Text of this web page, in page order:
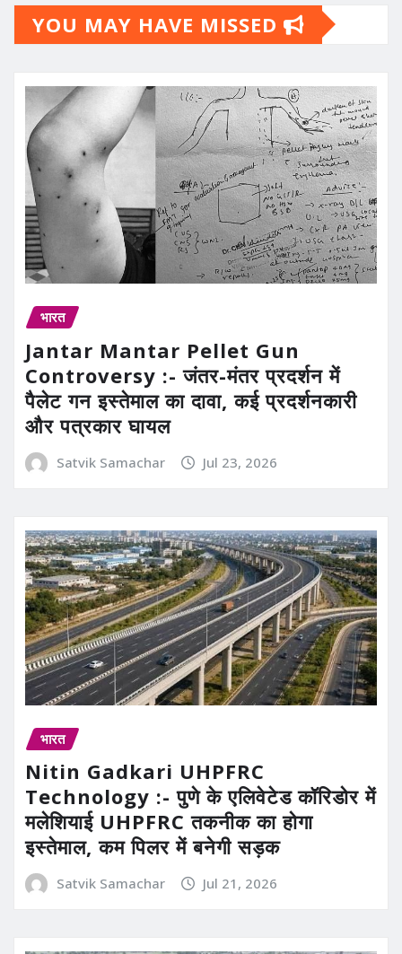
YOU MAY HAVE MISSED
भारत
Jantar Mantar Pellet Gun
Controversy :- जंतर-मंतर प्रदर्शन में
पैलेट गन इस्तेमाल का दावा, कई प्रदर्शनकारी
और पत्रकार घायल
Satvik Samachar Jul 23, 2026
भारत
Nitin Gadkari UHPFRC
Technology :- पुणे के एलिवेटेड कॉरिडोर में
मलेशियाई UHPFRC तकनीक का होगा
इस्तेमाल, कम पिलर में बनेगी सड़क
Satvik Samachar Jul 21, 2026